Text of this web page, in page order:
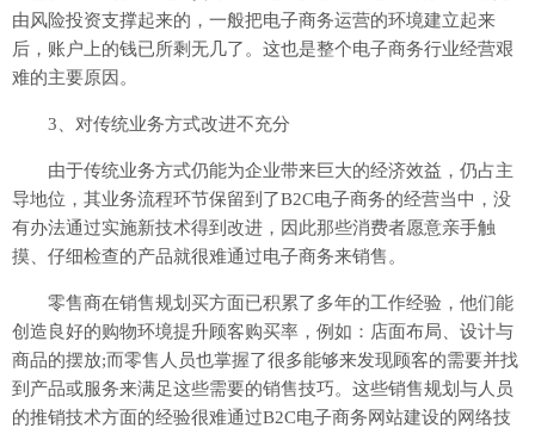
由风险投资支撑起来的，一般把电子商务运营的环境建立起来
后，账户上的钱已所剩无几了。这也是整个电子商务行业经营艰
难的主要原因。
3、对传统业务方式改进不充分
由于传统业务方式仍能为企业带来巨大的经济效益，仍占主
导地位，其业务流程环节保留到了B2C电子商务的经营当中，没
有办法通过实施新技术得到改进，因此那些消费者愿意亲手触
摸、仔细检查的产品就很难通过电子商务来销售。
零售商在销售规划买方面已积累了多年的工作经验，他们能
创造良好的购物环境提升顾客购买率，例如：店面布局、设计与
商品的摆放;而零售人员也掌握了很多能够来发现顾客的需要并找
到产品或服务来满足这些需要的销售技巧。这些销售规划与人员
的推销技术方面的经验很难通过B2C电子商务网站建设的网络技